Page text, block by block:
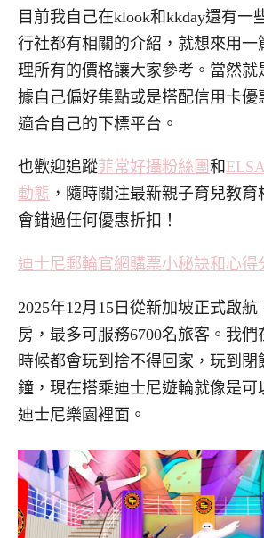
目前我自己在klook和kkday還有一
行社都有相關的介紹，就想來用一
理所有的價格讓大家參考。當然就
據自己偏好集點或是搭配信用卡優
適合自己的下標平台。
也歡迎追蹤菲常好攝粉絲團和
動態 ，隨時關注最新親子育兒教
會錯過任何優惠折扣！
迪士尼郵輪官網購票小秘訣和心得
2025年12月15日從新加坡正式啟航
房，最多可服務6700名旅客。我
時候都會玩到捨不得回家，玩到閉
鐘，現在搭乘迪士尼遊輪就像是可
迪士尼樂園裡面。